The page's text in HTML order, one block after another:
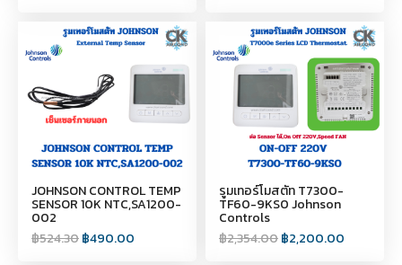
JOHNSON CONTROL TEMP
SENSOR 10K NTC,SA1200-
002
฿524.30฿490.00
รูมเทอร์โมสตัท T7300-
TF60-9KS0 Johnson
Controls
฿2,354.00฿2,200.00